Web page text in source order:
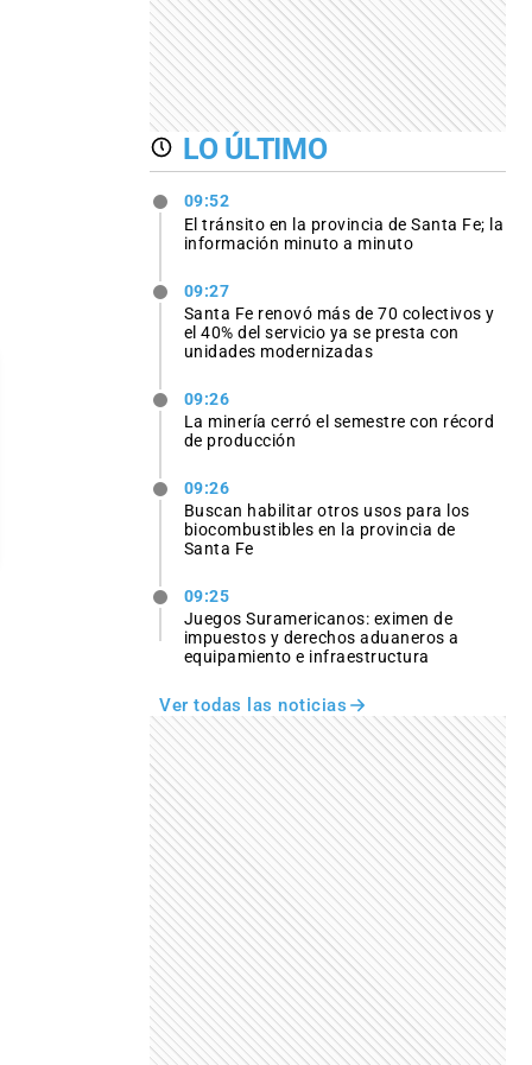
LO ÚLTIMO
09:52
El tránsito en la provincia de Santa Fe; la
información minuto a minuto
09:27
Santa Fe renovó más de 70 colectivos y
el 40% del servicio ya se presta con
unidades modernizadas
09:26
La minería cerró el semestre con récord
de producción
09:26
Buscan habilitar otros usos para los
biocombustibles en la provincia de
Santa Fe
09:25
Juegos Suramericanos: eximen de
impuestos y derechos aduaneros a
equipamiento e infraestructura
Ver todas las noticias